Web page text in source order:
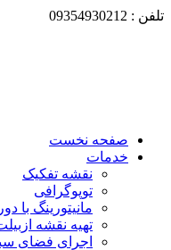
تلفن : 09354930212
صفحه نخست
خدمات
نقشه تفکیک
توپوگرافی
مانیتورینگ با
تهیه نقشه
اجرای فضای